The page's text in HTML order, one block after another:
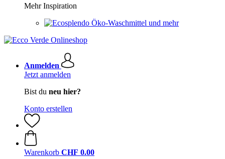
Mehr Inspiration
Öko-Waschmittel und mehr
Anmelden
Jetzt anmelden
Bist du neu hier?
Konto erstellen
Warenkorb CHF 0.00